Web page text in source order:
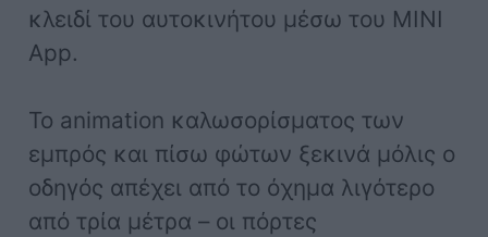
κλειδί του αυτοκινήτου μέσω του MINI
App.
Το animation καλωσορίσματος των
εμπρός και πίσω φώτων ξεκινά μόλις ο
οδηγός απέχει από το όχημα λιγότερο
από τρία μέτρα – οι πόρτες